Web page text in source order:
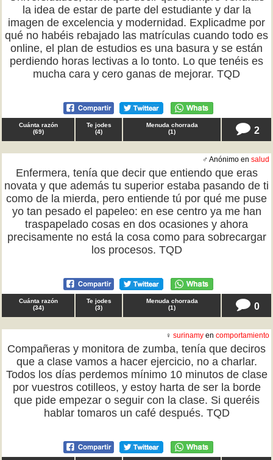
la idea de estar de parte del estudiante y dar la
imagen de excelencia y modernidad. Explicadme por
qué no habéis rebajado las matrículas cuando todo es
online, el plan de estudios es una basura y se están
perdiendo horas lectivas a lo tonto. Lo que tenéis es
mucha cara y cero ganas de mejorar. TQD
Cuánta razón
(69)
Te jodes
(4)
Menuda chorrada
(1) 2
♂ Anónimo en salud
Enfermera, tenía que decir que entiendo que eras
novata y que además tu superior estaba pasando de ti
como de la mierda, pero entiende tú por qué me puse
yo tan pesado el papeleo: en ese centro ya me han
traspapelado cosas en dos ocasiones y ahora
precisamente no está la cosa como para sobrecargar
los procesos. TQD
Cuánta razón
(34)
Te jodes
(3)
Menuda chorrada
(1) 0
♀ surinamy en comportamiento
Compañeras y monitora de zumba, tenía que deciros
que a clase vamos a hacer ejercicio, no a charlar.
Todos los días perdemos mínimo 10 minutos de clase
por vuestros cotilleos, y estoy harta de ser la borde
que pide empezar o seguir con la clase. Si queréis
hablar tomaros un café después. TQD